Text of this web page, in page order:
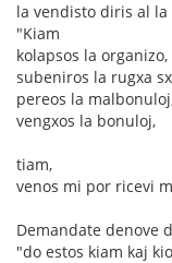
la vendisto diris al la
"Kiam
kolapsos la organizo,
subeniros la rugxa
pereos la
vengxos la bonuloj,
tiam,
venos mi por ricevi
Demandate denove
"do estos kiam kaj